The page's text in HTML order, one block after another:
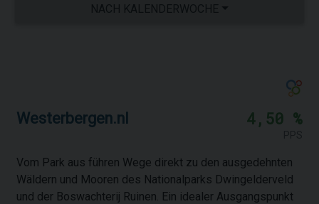
NACH KALENDERWOCHE
Westerbergen.nl 4,50 %
Vom Park aus führen Wege direkt zu den ausgedehnten
Wäldern und Mooren des Nationalparks Dwingelderveld
und der Boswachterij Ruinen. Ein idealer Ausgangspunkt